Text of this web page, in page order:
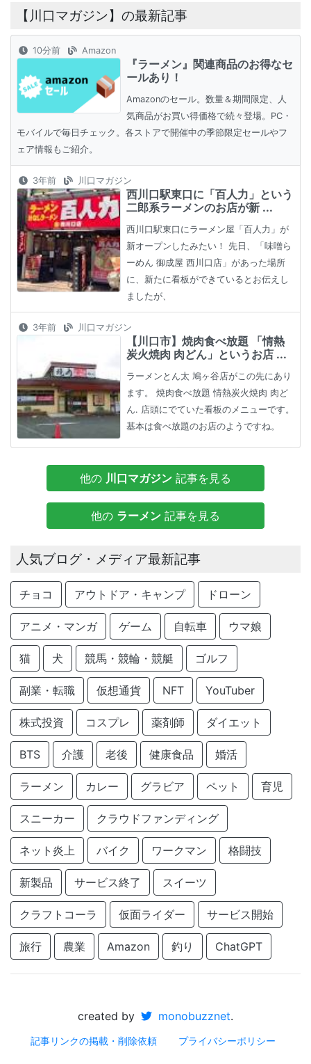
【川口マガジン】の最新記事
10分前 Amazon
『ラーメン』関連商品のお得なセ
ールあり！
Amazonのセール。数量＆期間限定、人
気商品がお買い得価格で続々登場。PC・
モバイルで毎日チェック。各ストアで開催中の季節限定セールやフ
ェア情報もご紹介。
3年前 川口マガジン
西川口駅東口に「百人力」という
二郎系ラーメンのお店が新 ...
西川口駅東口にラーメン屋「百人力」が
新オープンしたみたい！ 先日、「味噌ら
ーめん 御成屋 西川口店」があった場所
に、新たに看板ができているとお伝えし
ましたが、
3年前 川口マガジン
【川口市】焼肉食べ放題 「情熱
炭火焼肉 肉どん」というお店 ...
ラーメンとん太 鳩ヶ谷店がこの先にあり
ます。 焼肉食べ放題 情熱炭火焼肉 肉ど
ん. 店頭にでていた看板のメニューです。
基本は食べ放題のお店のようですね。
他の 川口マガジン 記事を見る
他の ラーメン 記事を見る
人気ブログ・メディア最新記事
チョコ アウトドア・キャンプ ドローン
アニメ・マンガ ゲーム 自転車 ウマ娘
猫 犬 競馬・競輪・競艇 ゴルフ
副業・転職 仮想通貨 NFT YouTuber
株式投資 コスプレ 薬剤師 ダイエット
BTS 介護 老後 健康食品 婚活
ラーメン カレー グラビア ペット 育児
スニーカー クラウドファンディング
ネット炎上 バイク ワークマン 格闘技
新製品 サービス終了 スイーツ
クラフトコーラ 仮面ライダー サービス開始
旅行 農業 Amazon 釣り ChatGPT
created by monobuzznet.
記事リンクの掲載・削除依頼 プライバシーポリシー